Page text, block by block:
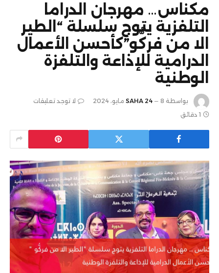
مكناس… مهرجان الدراما
التلفزية يتوج سلسلة “الطير
الا من فركُّو”كأحسن الأعمال
الدرامية للإذاعة والتلفزة
الوطنية
بواسطة SAHA 24 8 مايو، 2024
لا توجد تعليقات
1 دقائق